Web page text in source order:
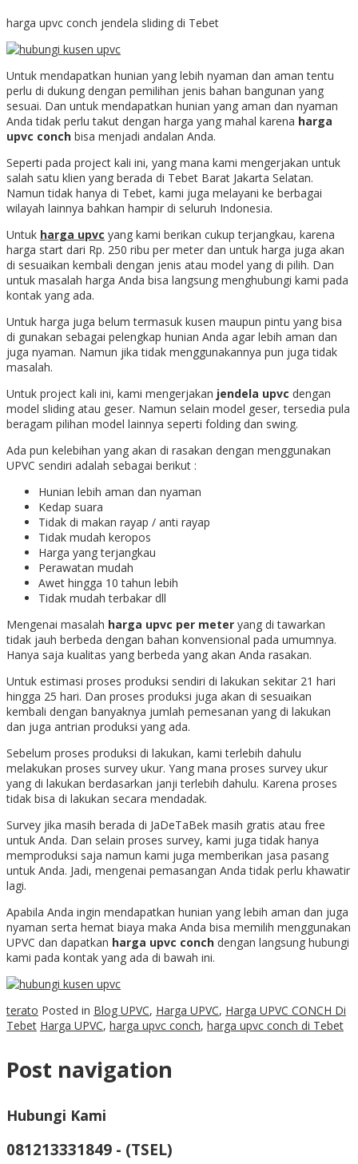
harga upvc conch jendela sliding di Tebet
Untuk mendapatkan hunian yang lebih nyaman dan aman tentu
perlu di dukung dengan pemilihan jenis bahan bangunan yang
sesuai. Dan untuk mendapatkan hunian yang aman dan nyaman
Anda tidak perlu takut dengan harga yang mahal karena harga
upvc conch bisa menjadi andalan Anda.
Seperti pada project kali ini, yang mana kami mengerjakan untuk
salah satu klien yang berada di Tebet Barat Jakarta Selatan.
Namun tidak hanya di Tebet, kami juga melayani ke berbagai
wilayah lainnya bahkan hampir di seluruh Indonesia.
Untuk harga upvc yang kami berikan cukup terjangkau, karena
harga start dari Rp. 250 ribu per meter dan untuk harga juga akan
di sesuaikan kembali dengan jenis atau model yang di pilih. Dan
untuk masalah harga Anda bisa langsung menghubungi kami pada
kontak yang ada.
Untuk harga juga belum termasuk kusen maupun pintu yang bisa
di gunakan sebagai pelengkap hunian Anda agar lebih aman dan
juga nyaman. Namun jika tidak menggunakannya pun juga tidak
masalah.
Untuk project kali ini, kami mengerjakan jendela upvc dengan
model sliding atau geser. Namun selain model geser, tersedia pula
beragam pilihan model lainnya seperti folding dan swing.
Ada pun kelebihan yang akan di rasakan dengan menggunakan
UPVC sendiri adalah sebagai berikut :
Hunian lebih aman dan nyaman
Kedap suara
Tidak di makan rayap / anti rayap
Tidak mudah keropos
Harga yang terjangkau
Perawatan mudah
Awet hingga 10 tahun lebih
Tidak mudah terbakar dll
Mengenai masalah harga upvc per meter yang di tawarkan
tidak jauh berbeda dengan bahan konvensional pada umumnya.
Hanya saja kualitas yang berbeda yang akan Anda rasakan.
Untuk estimasi proses produksi sendiri di lakukan sekitar 21 hari
hingga 25 hari. Dan proses produksi juga akan di sesuaikan
kembali dengan banyaknya jumlah pemesanan yang di lakukan
dan juga antrian produksi yang ada.
Sebelum proses produksi di lakukan, kami terlebih dahulu
melakukan proses survey ukur. Yang mana proses survey ukur
yang di lakukan berdasarkan janji terlebih dahulu. Karena proses
tidak bisa di lakukan secara mendadak.
Survey jika masih berada di JaDeTaBek masih gratis atau free
untuk Anda. Dan selain proses survey, kami juga tidak hanya
memproduksi saja namun kami juga memberikan jasa pasang
untuk Anda. Jadi, mengenai pemasangan Anda tidak perlu khawatir
lagi.
Apabila Anda ingin mendapatkan hunian yang lebih aman dan juga
nyaman serta hemat biaya maka Anda bisa memilih menggunakan
UPVC dan dapatkan harga upvc conch dengan langsung hubungi
kami pada kontak yang ada di bawah ini.
terato Posted in Blog UPVC, Harga UPVC, Harga UPVC CONCH Di
Tebet Harga UPVC, harga upvc conch, harga upvc conch di Tebet
Post navigation
Hubungi Kami
081213331849 - (TSEL)